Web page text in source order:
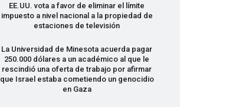
EE.UU. vota a favor de eliminar el límite
impuesto a nivel nacional a la propiedad de
estaciones de televisión
La Universidad de Minesota acuerda pagar
250.000 dólares a un académico al que le
rescindió una oferta de trabajo por afirmar
que Israel estaba cometiendo un genocidio
en Gaza